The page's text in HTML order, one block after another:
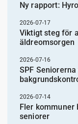
Ny rapport:
2026-07-17
Viktigt steg för
äldreomsorgen
2026-07-16
SPF
2026-07-14
Fler kommuner
seniorer